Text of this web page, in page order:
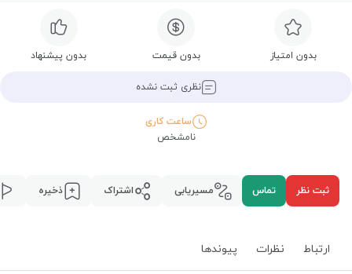
بدون امتیاز بدون قیمت بدون پیشنهاد
نظری ثبت نشده
ساعت کاری
نامشخص
ثبت نظر تماس مسیریابی اشتراک ذخیره
ارتباط نظرات پیوند‌ها